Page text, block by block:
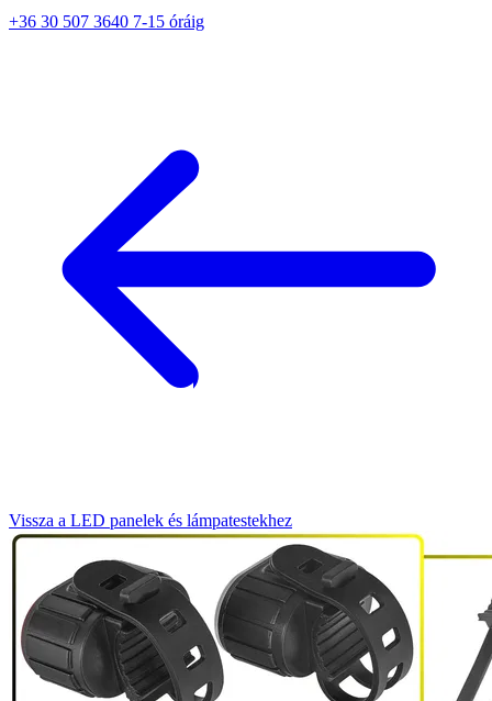
+36 30 507 3640 7-15 óráig
Vissza a LED panelek és lámpatestekhez